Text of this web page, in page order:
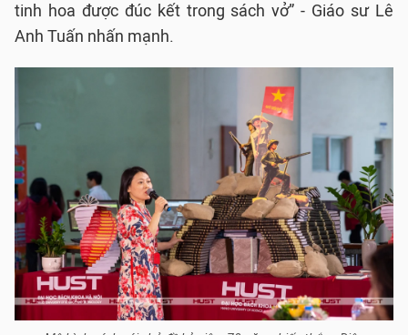
tinh hoa được đúc kết trong sách vở” - Giáo sư Lê
Anh Tuấn nhấn mạnh.